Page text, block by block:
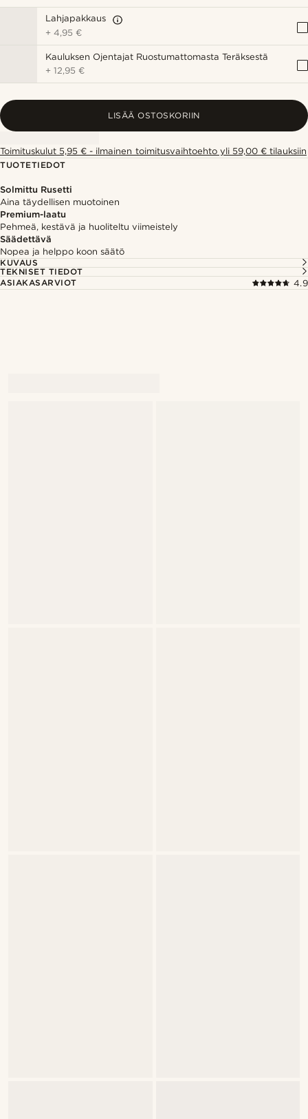
Lahjapakkaus
+4,95 €
Kauluksen Ojentajat Ruostumattomasta Teräksestä
+12,95 €
LISÄÄ OSTOSKORIIN
Toimituskulut 5,95 € - ilmainen toimitusvaihtoehto yli 59,00 € tilauksiin
TUOTETIEDOT
Solmittu Rusetti
Aina täydellisen muotoinen
Premium-laatu
Pehmeä, kestävä ja huoliteltu viimeistely
Säädettävä
Nopea ja helppo koon säätö
KUVAUS
TEKNISET TIEDOT
ASIAKASARVIOT
4.9